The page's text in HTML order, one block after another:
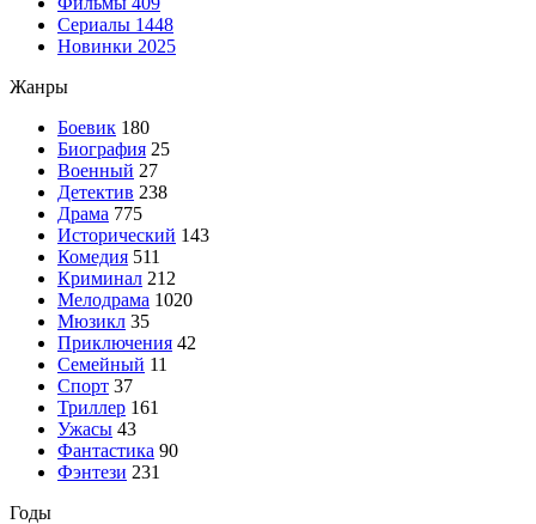
Сериалы 1448
Новинки 2025
Жанры
Боевик 180
Биография 25
Военный 27
Детектив 238
Драма 775
Исторический 143
Комедия 511
Криминал 212
Мелодрама 1020
Мюзикл 35
Приключения 42
Семейный 11
Спорт 37
Триллер 161
Ужасы 43
Фантастика 90
Фэнтези 231
Годы